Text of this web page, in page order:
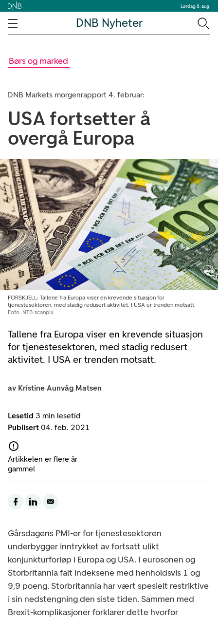
Lørdag 8. aug.
DNB Nyheter
Børs og marked
DNB Markets morgenrapport 4. februar:
USA fortsetter å
overgå Europa
Tallene fra Europa viser en krevende situasjon
for tjenestesektoren, med stadig redusert
aktivitet. I USA er trenden motsatt.
FORSKJELL: Tallene fra Europa viser en krevende situasjon for
tjenestesektoren, med stadig redusert aktivitet. I USA er trenden motsatt.
Foto: NTB scanpix
Lesetid 3 min lesetid
Publisert 04. feb. 2021
Artikkelen er flere år
gammel
av Kristine Aunvåg Matsen
Gårsdagens PMI-er for tjenestesektoren
underbygger inntrykket av fortsatt ulikt
konjunkturforløp i Europa og USA. I eurosonen og
Storbritannia falt indeksene med henholdsvis 1 og
9,9 poeng. Storbritannia har vært spesielt restriktive
i sin nedstengning den siste tiden. Sammen med
Brexit-komplikasjoner forklarer dette hvorfor